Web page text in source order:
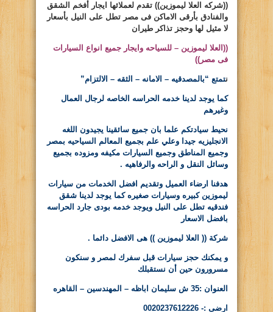
((شركه العلا ليموزين)) تقدم لعملائها ايجار أفخم الشقق
والفنادق بأرقى الاماكن فى مصر تطل على النيل بأسعار
لا مثيل لها وحجز تذاكر طيران
(( العلا ليموزين – للسياحه وايجار جميع انواع السيارات
فى مصر))
نتمتع “بالمصدقيه – الامانه – الثقه – الالتزام”
كما يوجد لدينا خدمه الحراسه الخاصه لرجال العمال
وغيرهم
نحيط سيادتكم علما بان جميع سائقينا يجيدون اللغه
الانجليزيه جيدا وعلي علم بجميع المعالم السياحيه بمصر
وجميع المناطق وجميع السيارات مكيفه ومزوده بجميع
وسائل النقل و الراحه والرفاهيه .
هدفنا ارضاء العميل وتقديم افضل الخدمات من سيارات
ليموزين كبيره وسيارات صغيره كما يوجد لدينا شقق
فندقيه تطل على النيل ويوجد خدمه بودى جارد الحراسه
بافضل الاسعار
شركة (( العلا ليموزين )) هى الافضل دائما .
و يمكنك حجز سيارات قبل سفرك لمصر و سنكون
مسرورون حين أن نستقبلك
العنوان :35 ش سليمان اباظه – المهندسين – القاهره
ارضى :- 0020237612226